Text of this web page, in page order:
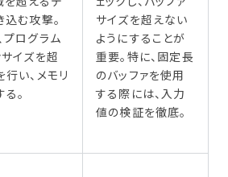
込む攻撃。
プログラム
イズを超
い、メモリ
。
サイズを超えない
ようにすることが
重要。特に、固定長
のバッファを使用
する際には、入力
値の検証を徹底。